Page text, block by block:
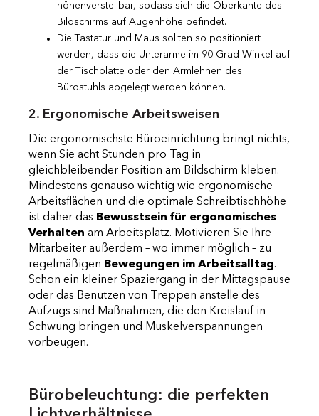
höhenverstellbar, sodass sich die Oberkante des
Bildschirms auf Augenhöhe befindet.
Die Tastatur und Maus sollten so positioniert
werden, dass die Unterarme im 90-Grad-Winkel auf
der Tischplatte oder den Armlehnen des
Bürostuhls abgelegt werden können.
2. Ergonomische Arbeitsweisen
Die ergonomischste Büroeinrichtung bringt nichts,
wenn Sie acht Stunden pro Tag in
gleichbleibender Position am Bildschirm kleben.
Mindestens genauso wichtig wie ergonomische
Arbeitsflächen und die optimale Schreibtischhöhe
ist daher das Bewusstsein für ergonomisches
Verhalten am Arbeitsplatz. Motivieren Sie Ihre
Mitarbeiter außerdem – wo immer möglich – zu
regelmäßigen Bewegungen im Arbeitsalltag.
Schon ein kleiner Spaziergang in der Mittagspause
oder das Benutzen von Treppen anstelle des
Aufzugs sind Maßnahmen, die den Kreislauf in
Schwung bringen und Muskelverspannungen
vorbeugen.
Bürobeleuchtung: die perfekten